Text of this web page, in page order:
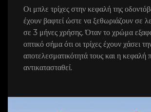
Οι μπλε τρίχες στην κεφαλή της
έχουν βαφτεί ώστε να ξεθωριάζουν σε
σε 3 μήνες χρήσης. Όταν το χρώμα
οπτικό σήμα ότι οι τρίχες έχουν χάσει
αποτελεσματικότητά τους και η κεφαλή
αντικατασταθεί.